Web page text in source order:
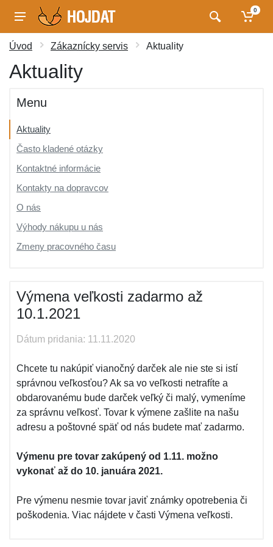
0
Úvod Zákaznícky servis Aktuality
Aktuality
Menu
Aktuality
Často kladené otázky
Kontaktné informácie
Kontakty na dopravcov
O nás
Výhody nákupu u nás
Zmeny pracovného času
Výmena veľkosti zadarmo až
10.1.2021
Dátum pridania: 11.11.2020
Chcete tu nakúpiť vianočný darček ale nie ste si istí
správnou veľkosťou? Ak sa vo veľkosti netrafíte a
obdarovanému bude darček veľký či malý, vymeníme
za správnu veľkosť. Tovar k výmene zašlite na našu
adresu a poštovné späť od nás budete mať zadarmo.
Výmenu pre tovar zakúpený od 1.11. možno
vykonať až do 10. januára 2021.
Pre výmenu nesmie tovar javiť známky opotrebenia či
poškodenia. Viac nájdete v časti Výmena veľkosti.